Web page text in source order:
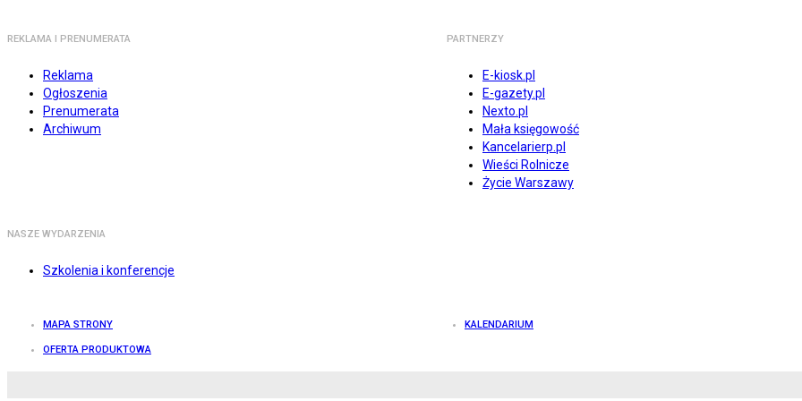
REKLAMA I PRENUMERATA
Reklama
Ogłoszenia
Prenumerata
Archiwum
PARTNERZY
E-kiosk.pl
E-gazety.pl
Nexto.pl
Mała księgowość
Kancelarierp.pl
Wieści Rolnicze
Życie Warszawy
NASZE WYDARZENIA
Szkolenia i konferencje
MAPA STRONY KALENDARIUM
OFERTA PRODUKTOWA